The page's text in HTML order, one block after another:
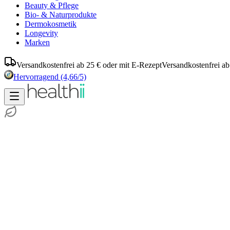
Beauty & Pflege
Bio- & Naturprodukte
Dermokosmetik
Longevity
Marken
Versandkostenfrei ab 25 € oder mit E-RezeptVersandkostenfrei
Hervorragend (4,66/5)